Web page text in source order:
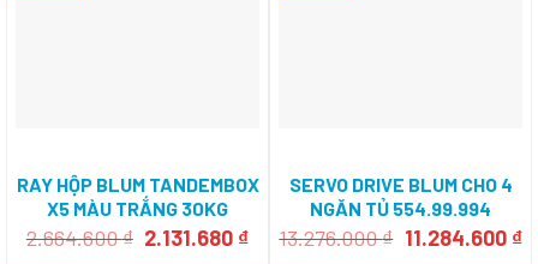
RAY HỘP BLUM TANDEMBOX
X5 MÀU TRẮNG 30KG
551.23.704
2.664.600₫ Giá
2.131.680 ₫Giá
SERVO DRIVE BLUM CHO 4
NGĂN TỦ 554.99.994
13.276.000₫ Giá
11.284.600 ₫